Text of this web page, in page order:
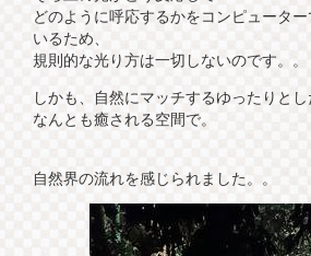
どのように呼応するかをコンピュータ
いるため、
規則的な光り方は一切しないのです。。
しかも、自然にマッチするゆったりと
なんとも癒される空間で。
自然界の流れを感じられました。。